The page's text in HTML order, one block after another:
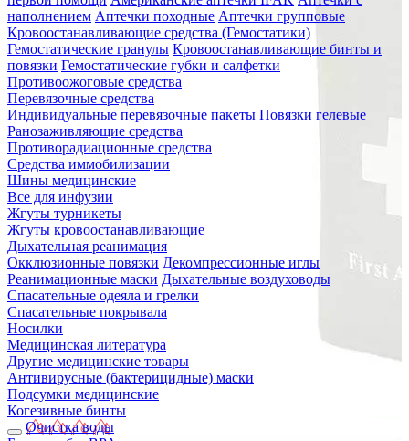
наполнением Аптечки походные Аптечки групповые
Кровоостанавливающие средства (Гемостатики)
Гемостатические гранулы Кровоостанавливающие бинты и
повязки Гемостатические губки и салфетки
Противоожоговые средства
Перевязочные средства
Индивидуальные перевязочные пакеты Повязки гелевые
Ранозаживляющие средства
Противорадиационные средства
Средства иммобилизации
Шины медицинские
Все для инфузии
Жгуты турникеты
Жгуты кровоостанавливающие
Дыхательная реанимация
Окклюзионные повязки Декомпрессионные иглы
Реанимационные маски Дыхательные воздуховоды
Спасательные одеяла и грелки
Спасательные покрывала
Носилки
Медицинская литература
Другие медицинские товары
Антивирусные (бактерицидные) маски
Подсумки медицинские
Когезивные бинты
Очистка воды